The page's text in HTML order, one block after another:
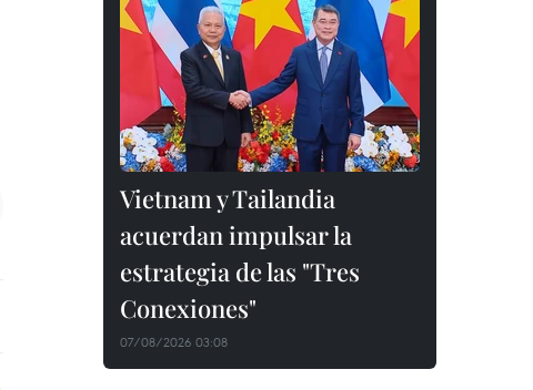
Vietnam y Tailandia
acuerdan impulsar la
estrategia de las "Tres
Conexiones"
07/08/2026 03:08